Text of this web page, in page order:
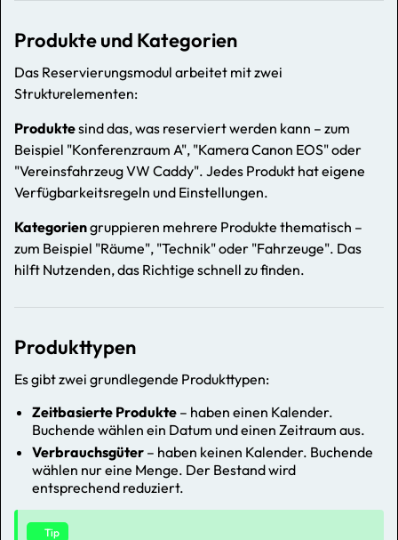
Produkte und Kategorien
Das Reservierungsmodul arbeitet mit zwei
Strukturelementen:
Produktesind das, was reserviert werden kann – zum
Beispiel "Konferenzraum A", "Kamera Canon EOS" oder
"Vereinsfahrzeug VW Caddy". Jedes Produkt hat eigene
Verfügbarkeitsregeln und Einstellungen.
Kategoriengruppieren mehrere Produkte thematisch –
zum Beispiel "Räume", "Technik" oder "Fahrzeuge". Das
hilft Nutzenden, das Richtige schnell zu finden.
Produkttypen
Es gibt zwei grundlegende Produkttypen:
Zeitbasierte Produkte – haben einen Kalender.
Buchende wählen ein Datum und einen Zeitraum aus.
Verbrauchsgüter – haben keinen Kalender. Buchende
wählen nur eine Menge. Der Bestand wird
entsprechend reduziert.
Tip